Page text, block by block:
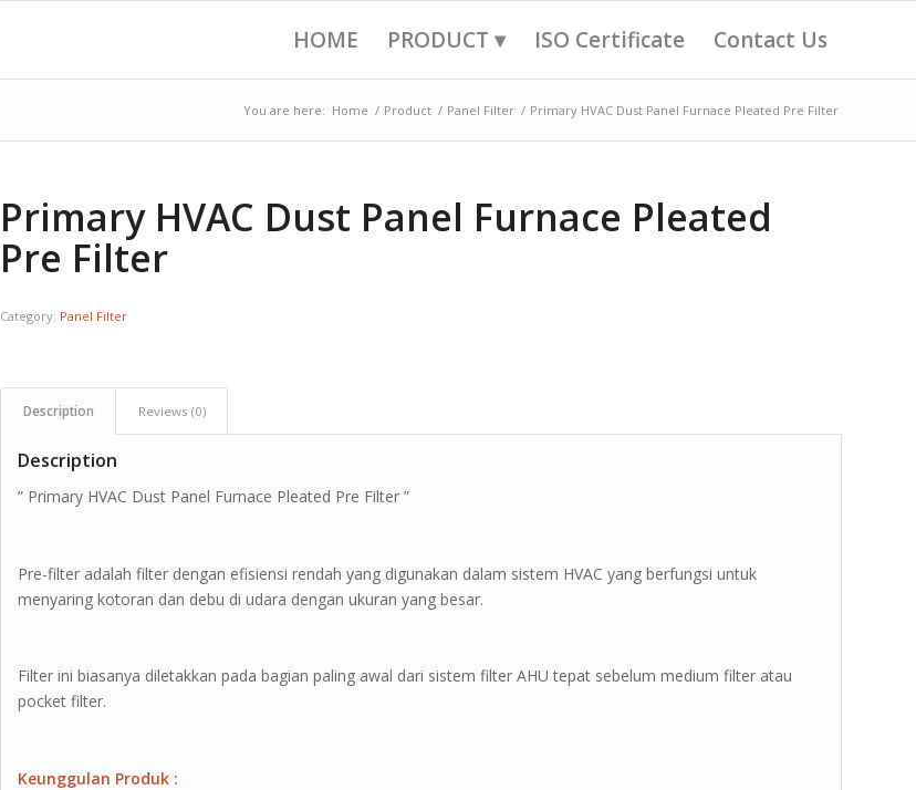
HOME PRODUCT ▾ ISO Certificate Contact Us
You are here: Home / Product / Panel Filter / Primary HVAC Dust Panel Furnace Pleated Pre Filter
Primary HVAC Dust Panel Furnace Pleated
Pre Filter
Category: Panel Filter
Description Reviews (0)
Description
” Primary HVAC Dust Panel Furnace Pleated Pre Filter ”
Pre-filter adalah filter dengan efisiensi rendah yang digunakan dalam sistem HVAC yang berfungsi untuk
menyaring kotoran dan debu di udara dengan ukuran yang besar.
Filter ini biasanya diletakkan pada bagian paling awal dari sistem filter AHU tepat sebelum medium filter atau
pocket filter.
Keunggulan Produk :